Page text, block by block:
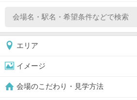
エリア
イメージ
会場のこだわり・見学方法